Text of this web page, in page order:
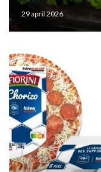
29 april 2026